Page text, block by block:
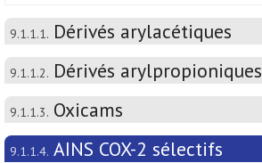
9.1.1.1. Dérivés arylacétiques
9.1.1.2. Dérivés arylpropioniques
9.1.1.3. Oxicams
9.1.1.4. AINS COX-2 sélectifs